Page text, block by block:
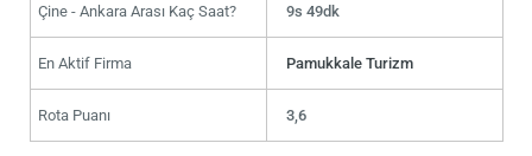
Çine - Ankara Arası Kaç Saat? 9s 49dk
En Aktif Firma Pamukkale Turizm
Rota Puanı 3,6